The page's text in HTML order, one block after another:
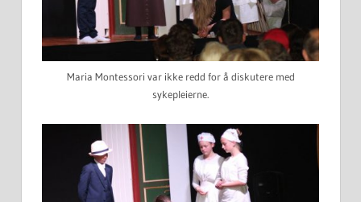
Maria Montessori var ikke redd for å diskutere med
sykepleierne.